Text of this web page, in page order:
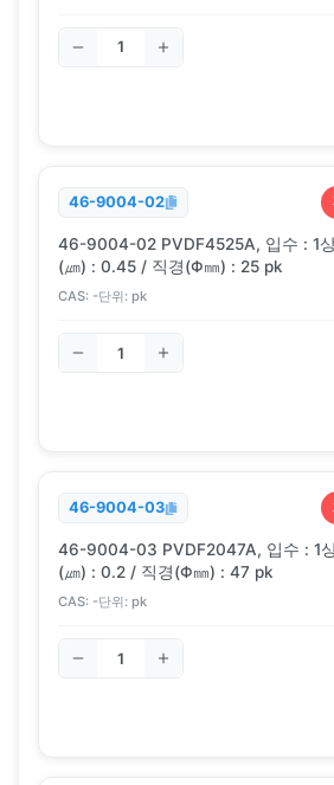
46-9004-02
46-9004-02 PVDF4525A, 입수 : 1
(㎛) : 0.45 / 직경(Φ㎜) : 25 pk
CAS: -단위: pk
46-9004-03
46-9004-03 PVDF2047A, 입수 : 1
(㎛) : 0.2 / 직경(Φ㎜) : 47 pk
CAS: -단위: pk